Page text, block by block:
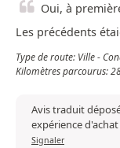
Oui, à
Les précédents
Type de route: Ville -
Kilomètres parcourus:
Avis traduit
expérience
Signaler